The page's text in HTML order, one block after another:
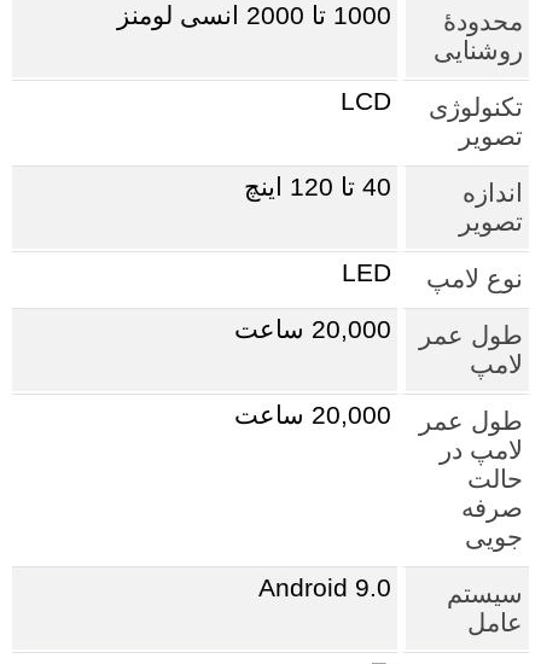
محدودۀ
روشنایی
1000 تا 2000 انسی لومنز
تکنولوژی
تصویر
LCD
اندازه
تصویر
40 تا 120 اینچ
نوع لامپ LED
طول عمر
لامپ
20,000 ساعت
طول عمر
لامپ در
حالت
صرفه
جویی
20,000 ساعت
سیستم
عامل
Android 9.0